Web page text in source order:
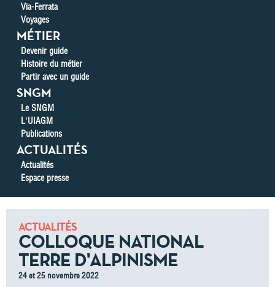
Via-Ferrata
Voyages
MÉTIER
Devenir guide
Histoire du métier
Partir avec un guide
SNGM
Le SNGM
L'UIAGM
Publications
ACTUALITÉS
Actualités
Espace presse
ACTUALITÉS
COLLOQUE NATIONAL
TERRE D'ALPINISME
24 et 25 novembre 2022